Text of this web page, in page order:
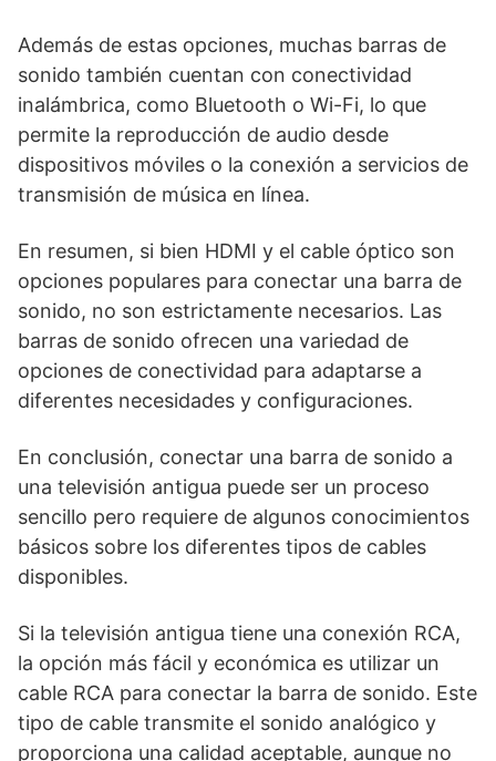
Además de estas opciones, muchas barras de
sonido también cuentan con conectividad
inalámbrica, como Bluetooth o Wi-Fi, lo que
permite la reproducción de audio desde
dispositivos móviles o la conexión a servicios de
transmisión de música en línea.
En resumen, si bien HDMI y el cable óptico son
opciones populares para conectar una barra de
sonido, no son estrictamente necesarios. Las
barras de sonido ofrecen una variedad de
opciones de conectividad para adaptarse a
diferentes necesidades y configuraciones.
En conclusión, conectar una barra de sonido a
una televisión antigua puede ser un proceso
sencillo pero requiere de algunos conocimientos
básicos sobre los diferentes tipos de cables
disponibles.
Si la televisión antigua tiene una conexión RCA,
la opción más fácil y económica es utilizar un
cable RCA para conectar la barra de sonido. Este
tipo de cable transmite el sonido analógico y
proporciona una calidad aceptable, aunque no